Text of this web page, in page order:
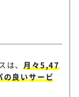
は、 月々5,47
良いサービ